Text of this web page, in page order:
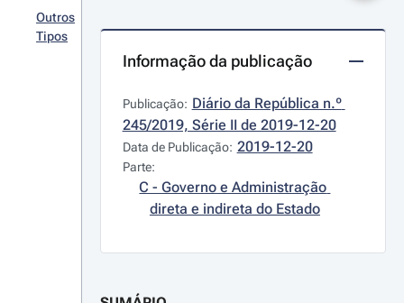
Outros
Tipos
Informação da publicação
Publicação: Diário da República n.º
245/2019, Série II de 2019-12-20
Data de Publicação: 2019-12-20
Parte:
C - Governo e Administração
direta e indireta do Estado